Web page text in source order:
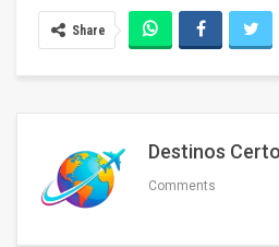
Share
Destinos
Comments